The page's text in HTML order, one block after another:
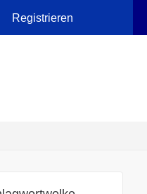
Registrieren